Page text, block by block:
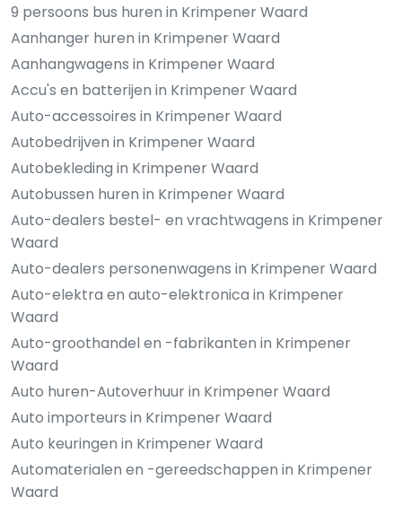
9 persoons bus huren in Krimpener Waard
Aanhanger huren in Krimpener Waard
Aanhangwagens in Krimpener Waard
Accu's en batterijen in Krimpener Waard
Auto-accessoires in Krimpener Waard
Autobedrijven in Krimpener Waard
Autobekleding in Krimpener Waard
Autobussen huren in Krimpener Waard
Auto-dealers bestel- en vrachtwagens in Krimpener
Waard
Auto-dealers personenwagens in Krimpener Waard
Auto-elektra en auto-elektronica in Krimpener
Waard
Auto-groothandel en -fabrikanten in Krimpener
Waard
Auto huren-Autoverhuur in Krimpener Waard
Auto importeurs in Krimpener Waard
Auto keuringen in Krimpener Waard
Automaterialen en -gereedschappen in Krimpener
Waard